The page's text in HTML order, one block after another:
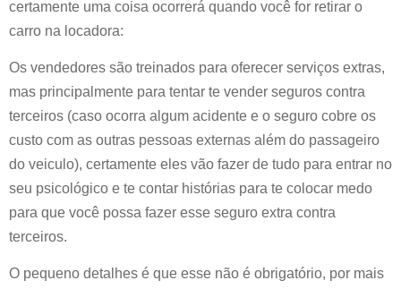
certamente uma coisa ocorrerá quando você for retirar o
carro na locadora:
Os vendedores são treinados para oferecer serviços extras,
mas principalmente para tentar te vender seguros contra
terceiros (caso ocorra algum acidente e o seguro cobre os
custo com as outras pessoas externas além do passageiro
do veiculo), certamente eles vão fazer de tudo para entrar no
seu psicológico e te contar histórias para te colocar medo
para que você possa fazer esse seguro extra contra
terceiros.
O pequeno detalhes é que esse não é obrigatório, por mais